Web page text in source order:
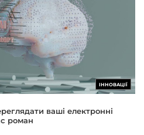
ІННОВАЦІЇ
ваші електронні
роман